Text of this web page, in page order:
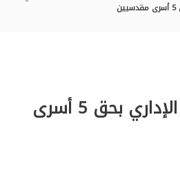
أوامر بالاعتقال الإداري بحق 5 أسرى